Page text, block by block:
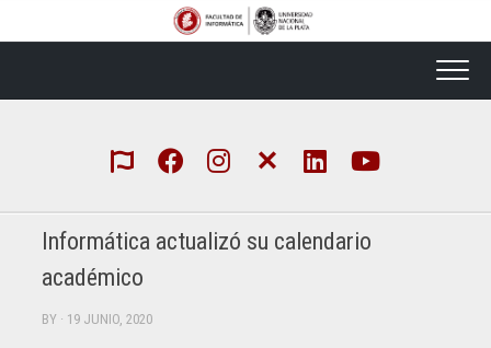
Informática actualizó su calendario
académico
BY · 19 JUNIO, 2020